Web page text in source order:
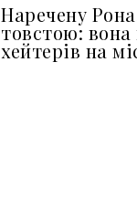
Наречену
товстою: вона
хейтерів на